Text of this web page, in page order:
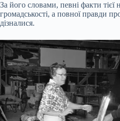
За його словами, певні факти тієї
громадськості, а повної правди
дізналися.